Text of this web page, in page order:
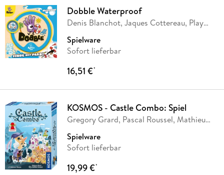
Dobble Waterproof
Denis Blanchot, Jaques Cottereau, Play
Spielware
Sofort lieferbar
16,51 €*
KOSMOS - Castle Combo: Spiel
Gregory Grard, Pascal Roussel, Mathieu
Spielware
Sofort lieferbar
19,99 €*